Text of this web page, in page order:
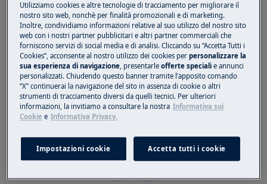
Si applica a:
Aspirapolvere robot serie i9 puro
Aspirapolvere robot serie RX9
Risoluzione:
Se il display lampeggia (ad eccezione del
simbolo Wi-Fi), si consiglia di contattare un
centro di assistenza autorizzato.
Questo articolo è stato utile?
Utilizziamo cookies e altre tecnologie di tracciamento per migliorare il
nostro sito web, nonchè per finalità promozionali e di marketing.
Inoltre, condividiamo informazioni relative al suo utilizzo del nostro sito
web con i nostri partner pubblicitari e altri partner commerciali che
forniscono servizi di social media e di analisi. Cliccando su “Accetta Tutti i
Cookies”, acconsente al nostro utilizzo dei cookies perpersonalizzare la
sua esperienza di navigazione, presentarleofferte speciali e annunci
personalizzati. Chiudendo questo banner tramite l’apposito comando
“X” continuerai la navigazione del sito in assenza di cookie o altri
strumenti di tracciamento diversi da quelli tecnici. Per ulteriori
informazioni, la invitiamo a consultare la nostra Informativa sui
Cookie e Informativa Privacy.
Impostazioni cookie Accetta tutti i cookie